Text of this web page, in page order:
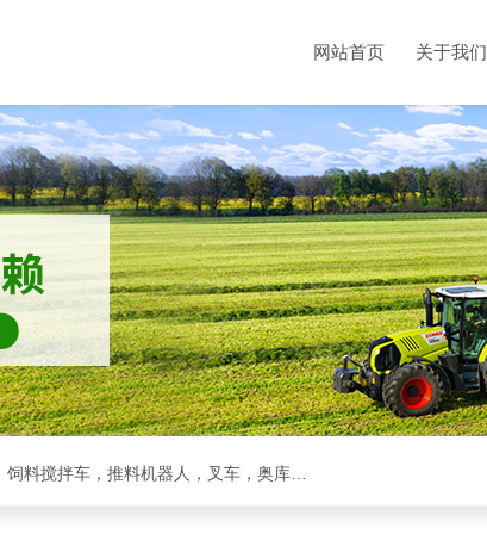
网站首页 关于我们
克拉斯全系，收割机，青储机，拖拉机，方包裹包机，饲料搅拌车，推料机器人，叉车，奥库裹包机